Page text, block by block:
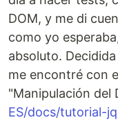
DOM, y me di
como yo
absoluto.
me encontré con
"Manipulación del
ES/docs/tutorial-